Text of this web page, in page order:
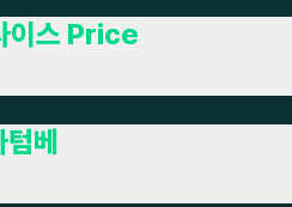
이스 Price
베